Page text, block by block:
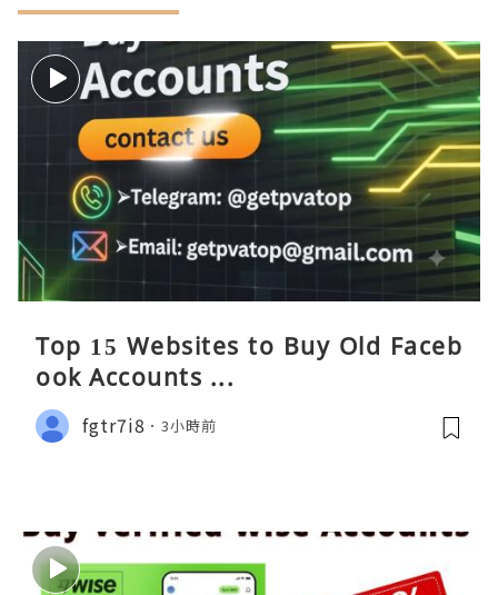
Top 15 Websites to Buy Old Faceb
ook Accounts ...
fgtr7i8 3小時前